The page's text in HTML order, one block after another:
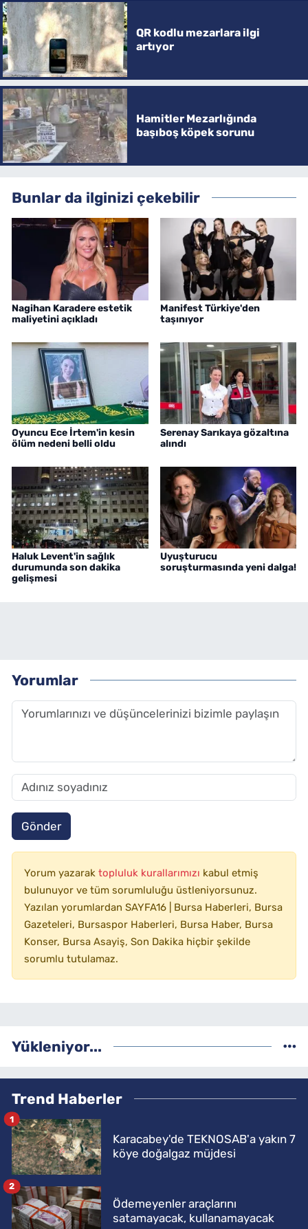
QR kodlu mezarlara ilgi
artıyor
Hamitler Mezarlığında
başıboş köpek sorunu
Bunlar da ilginizi çekebilir
Nagihan Karadere estetik
maliyetini açıkladı
Manifest Türkiye'den
taşınıyor
Oyuncu Ece İrtem'in kesin
ölüm nedeni belli oldu
Serenay Sarıkaya gözaltına
alındı
Haluk Levent'in sağlık
durumunda son dakika
gelişmesi
Uyuşturucu
soruşturmasında yeni dalga!
Yorumlar
Gönder
Yorum yazarak topluluk kurallarımızı kabul etmiş
bulunuyor ve tüm sorumluluğu üstleniyorsunuz.
Yazılan yorumlardan SAYFA16 | Bursa Haberleri, Bursa
Gazeteleri, Bursaspor Haberleri, Bursa Haber, Bursa
Konser, Bursa Asayiş, Son Dakika hiçbir şekilde
sorumlu tutulamaz.
Yükleniyor...
Trend Haberler
Karacabey'de TEKNOSAB'a yakın 7
köye doğalgaz müjdesi
1
Ödemeyenler araçlarını
satamayacak, kullanamayacak
2